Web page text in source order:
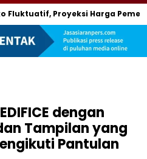
Proyeksi Harga Pemerintah
dengan
Tampilan yang
Pantulan